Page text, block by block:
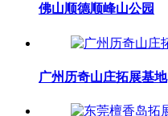
佛山顺德顺峰山公园
广州历奇山庄拓展基地